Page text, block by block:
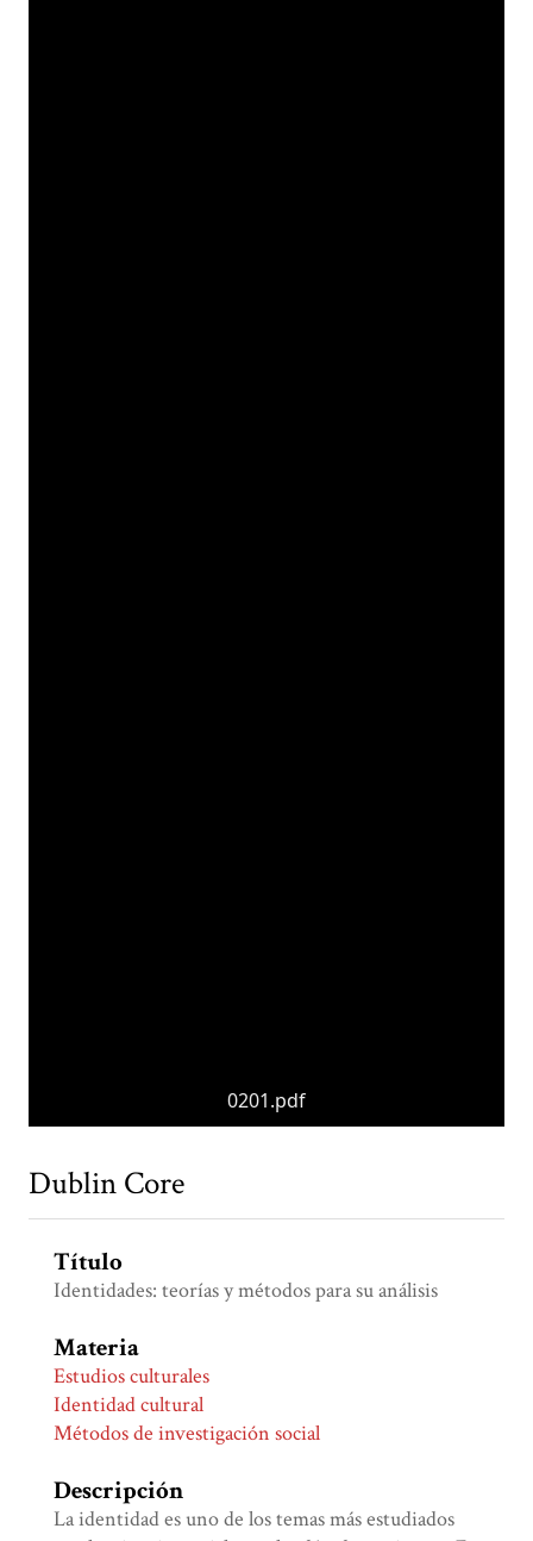
0201.pdf
Dublin Core
Título
Identidades: teorías y métodos para su análisis
Materia
Estudios culturales
Identidad cultural
Métodos de investigación social
Descripción
La identidad es uno de los temas más estudiados